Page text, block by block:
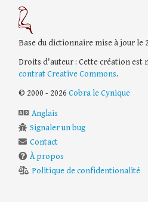
Base du dictionnaire mise à jour le
Droits d'auteur : Cette création est
contrat Creative Commons.
© 2000 - 2026 Cobra le Cynique
Anglais
Signaler un bug
Contact
À propos
Politique de confidentionalité